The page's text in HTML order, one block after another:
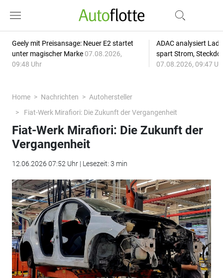
Geely mit Preisansage: Neuer E2 startet
unter magischer Marke 07.08.2026,
09:48 Uhr
ADAC analysiert
spart Strom,
07.08.2026, 09:47
Home Nachrichten
Autohersteller
Fiat-Werk Mirafiori: Die Zukunft der Vergangenheit
Fiat-Werk Mirafiori: Die Zukunft der
Vergangenheit
12.06.2026 07:52 Uhr | Lesezeit: 3 min